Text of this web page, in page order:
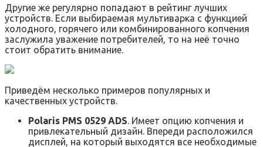
Другие же регулярно попадают в рейтинг лучших
устройств. Если выбираемая мультиварка с функцией
холодного, горячего или комбинированного копчения
заслужила уважение потребителей, то на неё точно
стоит обратить внимание.
Приведём несколько примеров популярных и
качественных устройств.
Polaris PMS 0529 ADS. Имеет опцию копчения и
привлекательный дизайн. Впереди расположился
дисплей, на который выходятся все необходимые